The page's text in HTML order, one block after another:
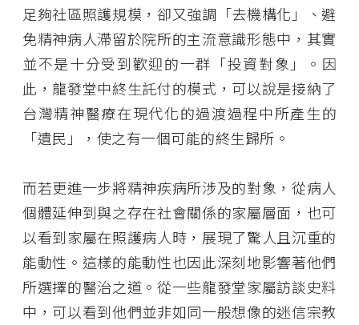
足夠社區照護規模，卻又強調「去機構化」、避
免精神病人滯留於院所的主流意識形態中，其實
並不是十分受到歡迎的一群「投資對象」。因
此，龍發堂中終生託付的模式，可以說是接納了
台灣精神醫療在現代化的過渡過程中所產生的
「遺民」，使之有一個可能的終生歸所。
而若更進一步將精神疾病所涉及的對象，從病人
個體延伸到與之存在社會關係的家屬層面，也可
以看到家屬在照護病人時，展現了驚人且沉重的
能動性。這樣的能動性也因此深刻地影響著他們
所選擇的醫治之道。從一些龍發堂家屬訪談史料
中，可以看到他們並非如同一般想像的迷信宗教